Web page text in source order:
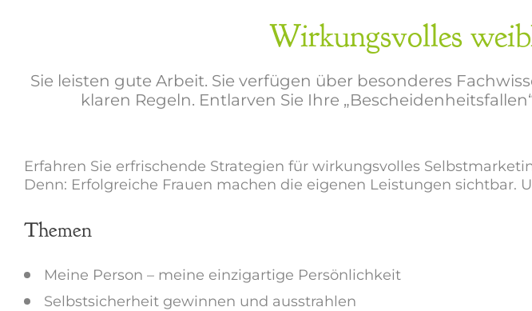
Wirkungsvolles
Sie leisten gute Arbeit. Sie verfügen über besonderes
klaren Regeln. Entlarven Sie Ihre
Erfahren Sie erfrischende Strategien für wirkungsvolles
Denn: Erfolgreiche Frauen machen die eigenen Leistungen sichtbar.
Themen
Meine Person – meine einzigartige Persönlichkeit
Selbstsicherheit gewinnen und ausstrahlen